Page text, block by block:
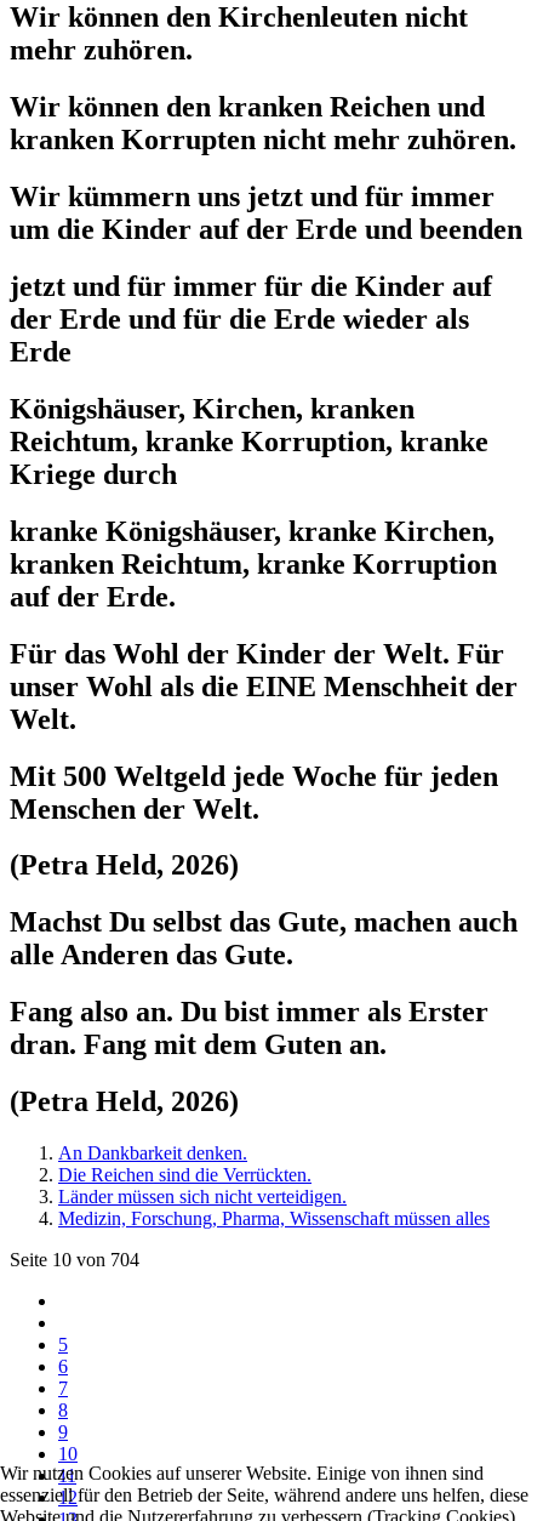
Wir können den Kirchenleuten nicht
mehr zuhören.
Wir können den kranken Reichen und
kranken Korrupten nicht mehr zuhören.
Wir kümmern uns jetzt und für immer
um die Kinder auf der Erde und beenden
jetzt und für immer für die Kinder auf
der Erde und für die Erde wieder als
Erde
Königshäuser, Kirchen, kranken
Reichtum, kranke Korruption, kranke
Kriege durch
kranke Königshäuser, kranke Kirchen,
kranken Reichtum, kranke Korruption
auf der Erde.
Für das Wohl der Kinder der Welt. Für
unser Wohl als die EINE Menschheit der
Welt.
Mit 500 Weltgeld jede Woche für jeden
Menschen der Welt.
(Petra Held, 2026)
Machst Du selbst das Gute, machen auch
alle Anderen das Gute.
Fang also an. Du bist immer als Erster
dran. Fang mit dem Guten an.
(Petra Held, 2026)
An Dankbarkeit denken.
Die Reichen sind die Verrückten.
Länder müssen sich nicht verteidigen.
Medizin, Forschung, Pharma, Wissenschaft müssen alles
Seite 10 von 704
5
6
7
8
9
10
11
12
Wir nutzen Cookies auf unserer Website. Einige von ihnen sind
essenziell für den Betrieb der Seite, während andere uns helfen, diese
Website und die Nutzererfahrung zu verbessern (Tracking Cookies).